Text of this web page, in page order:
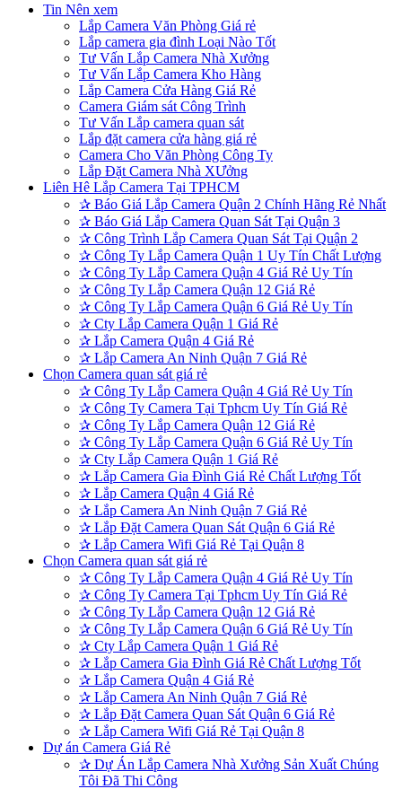
Tin Nên xem
Lắp Camera Văn Phòng Giá rẻ
Lắp camera gia đình Loại Nào Tốt
Tư Vấn Lắp Camera Nhà Xưởng
Tư Vấn Lắp Camera Kho Hàng
Lắp Camera Cửa Hàng Giá Rẻ
Camera Giám sát Công Trình
Tư Vấn Lắp camera quan sát
Lắp đặt camera cửa hàng giá rẻ
Camera Cho Văn Phòng Công Ty
Lắp Đặt Camera Nhà XƯởng
Liên Hê Lắp Camera Tại TPHCM
✰ Báo Giá Lắp Camera Quận 2 Chính Hãng Rẻ Nhất
✰ Báo Giá Lắp Camera Quan Sát Tại Quận 3
✰ Công Trình Lắp Camera Quan Sát Tại Quận 2
✰ Công Ty Lắp Camera Quận 1 Uy Tín Chất Lượng
✰ Công Ty Lắp Camera Quận 4 Giá Rẻ Uy Tín
✰ Công Ty Lắp Camera Quận 12 Giá Rẻ
✰ Công Ty Lắp Camera Quận 6 Giá Rẻ Uy Tín
✰ Cty Lắp Camera Quận 1 Giá Rẻ
✰ Lắp Camera Quận 4 Giá Rẻ
✰ Lắp Camera An Ninh Quận 7 Giá Rẻ
Chọn Camera quan sát giá rẻ
✰ Công Ty Lắp Camera Quận 4 Giá Rẻ Uy Tín
✰ Công Ty Camera Tại Tphcm Uy Tín Giá Rẻ
✰ Công Ty Lắp Camera Quận 12 Giá Rẻ
✰ Công Ty Lắp Camera Quận 6 Giá Rẻ Uy Tín
✰ Cty Lắp Camera Quận 1 Giá Rẻ
✰ Lắp Camera Gia Đình Giá Rẻ Chất Lượng Tốt
✰ Lắp Camera Quận 4 Giá Rẻ
✰ Lắp Camera An Ninh Quận 7 Giá Rẻ
✰ Lắp Đặt Camera Quan Sát Quận 6 Giá Rẻ
✰ Lắp Camera Wifi Giá Rẻ Tại Quận 8
Chọn Camera quan sát giá rẻ
✰ Công Ty Lắp Camera Quận 4 Giá Rẻ Uy Tín
✰ Công Ty Camera Tại Tphcm Uy Tín Giá Rẻ
✰ Công Ty Lắp Camera Quận 12 Giá Rẻ
✰ Công Ty Lắp Camera Quận 6 Giá Rẻ Uy Tín
✰ Cty Lắp Camera Quận 1 Giá Rẻ
✰ Lắp Camera Gia Đình Giá Rẻ Chất Lượng Tốt
✰ Lắp Camera Quận 4 Giá Rẻ
✰ Lắp Camera An Ninh Quận 7 Giá Rẻ
✰ Lắp Đặt Camera Quan Sát Quận 6 Giá Rẻ
✰ Lắp Camera Wifi Giá Rẻ Tại Quận 8
Dự án Camera Giá Rẻ
✰ Dự Án Lắp Camera Nhà Xưởng Sản Xuất Chúng
Tôi Đã Thi Công